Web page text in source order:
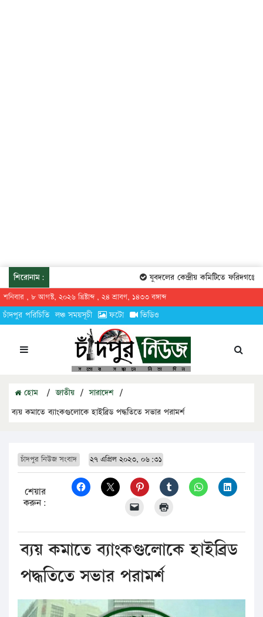
শিরোনাম: যুবদলের কেন্দ্রীয় কমিটিতে ফরিদগঞ্জের
শনিবার , ৮ আগস্ট, ২০২৬ খ্রিষ্টাব্দ , ২৪ শ্রাবণ, ১৪৩৩ বঙ্গাব্দ
চাঁদপুর পরিচিতি লঞ্চ সময়সূচী ফটো ভিডিও
হোম / জাতীয় / সারাদেশ /
ব্যয় কমাতে ব্যাংকগুলোকে হাইব্রিড পদ্ধতিতে সভার পরামর্শ
চাঁদপুর নিউজ সংবাদ ২৭ এপ্রিল ২০২৩, ০৬:৩১
শেয়ার
করুন:
ব্যয় কমাতে ব্যাংকগুলোকে হাইব্রিড
পদ্ধতিতে সভার পরামর্শ